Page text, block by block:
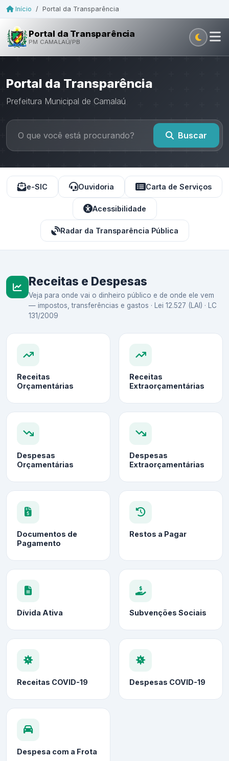
Início / Portal da Transparência
Portal da Transparência
PM CAMALAÚ/PB
Portal da Transparência
Prefeitura Municipal de Camalaú
Buscar
e-SIC Ouvidoria Carta de Serviços
Acessibilidade
Radar da Transparência Pública
Receitas e Despesas
Veja para onde vai o dinheiro público e de onde ele vem
— impostos, transferências e gastos · Lei 12.527 (LAI) · LC
131/2009
Receitas
Orçamentárias
Receitas
Extraorçamentárias
Despesas
Orçamentárias
Despesas
Extraorçamentárias
Documentos de
Pagamento
Restos a Pagar
Dívida Ativa Subvenções Sociais
Receitas COVID-19 Despesas COVID-19
Despesa com a Frota